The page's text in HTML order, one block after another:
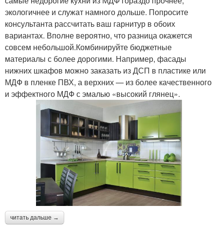
экологичнее и служат намного дольше. Попросите
консультанта рассчитать ваш гарнитур в обоих
вариантах. Вполне вероятно, что разница окажется
совсем небольшой.Комбинируйте бюджетные
материалы с более дорогими. Например, фасады
нижних шкафов можно заказать из ДСП в пластике или
МДФ в пленке ПВХ, а верхних — из более качественного
и эффектного МДФ с эмалью «высокий глянец».
читать дальше →